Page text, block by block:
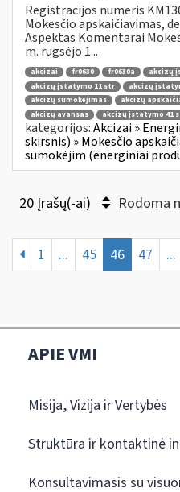
Registracijos numeris
Mokesčio apskaičiavimas,
Aspektas Komentarai
m. rugsėjo 1...
akcizai fr0630 fr0630a
akcizų
akcizų įstatymo 11 str
akcizų
akcizų sumokėjimas
akcizų
akcizų avansas
akcizų įstatymo 41
kategorijos:Akcizai »
skirsnis) » Mokesčio
sumokėjim (energiniai
20 Įrašų(-ai) Rodoma
1 ... 45 46 47 ...
APIE VMI
Misija, Vizija ir Vertybės
Struktūra ir kontaktinė
Konsultavimasis su